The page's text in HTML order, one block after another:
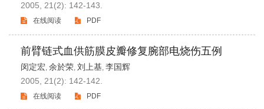
2005, 21(2): 142-143.
在线阅读 PDF
前臂链式血供筋膜皮瓣修复腕部电烧伤五例
闵定宏, 余於荣, 刘上基, 李国辉
2005, 21(2): 142-142.
在线阅读 PDF